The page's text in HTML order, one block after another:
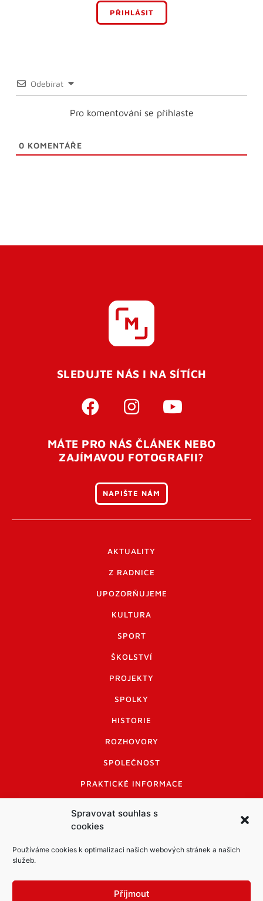
Spravovat souhlas s
cookies
Používáme cookies k optimalizaci našich webových stránek a našich
služeb.
Příjmout
PŘIHLÁSIT
Odebírat
Pro komentování se přihlaste
0 KOMENTÁŘE
SLEDUJTE NÁS I NA SÍTÍCH
MÁTE PRO NÁS ČLÁNEK NEBO
ZAJÍMAVOU FOTOGRAFII?
NAPIŠTE NÁM
AKTUALITY
Z RADNICE
UPOZORŇUJEME
KULTURA
SPORT
ŠKOLSTVÍ
PROJEKTY
SPOLKY
HISTORIE
ROZHOVORY
SPOLEČNOST
PRAKTICKÉ INFORMACE
INFORMACE A KODEX DISKUTUJÍCÍCH
LOGO A LOGO MANUÁL